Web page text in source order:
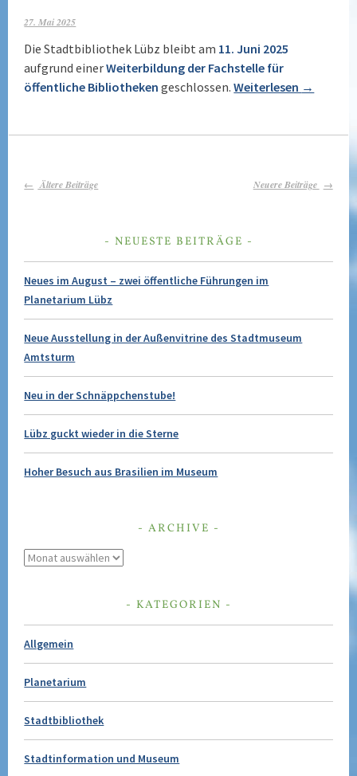
27. Mai 2025
Die Stadtbibliothek Lübz bleibt am 11. Juni 2025
aufgrund einerWeiterbildung der Fachstelle für
öffentliche Bibliotheken geschlossen.Weiterlesen →
BEITRAGS-
Ältere Beiträge Neuere Beiträge
NEUESTE BEITRÄGE
Neues im August – zwei öffentliche Führungen im
Planetarium Lübz
Neue Ausstellung in der Außenvitrine des Stadtmuseum
Amtsturm
Neu in der Schnäppchenstube!
Lübz guckt wieder in die Sterne
Hoher Besuch aus Brasilien im Museum
ARCHIVE
Archive
KATEGORIEN
Allgemein
Planetarium
Stadtbibliothek
Stadtinformation und Museum